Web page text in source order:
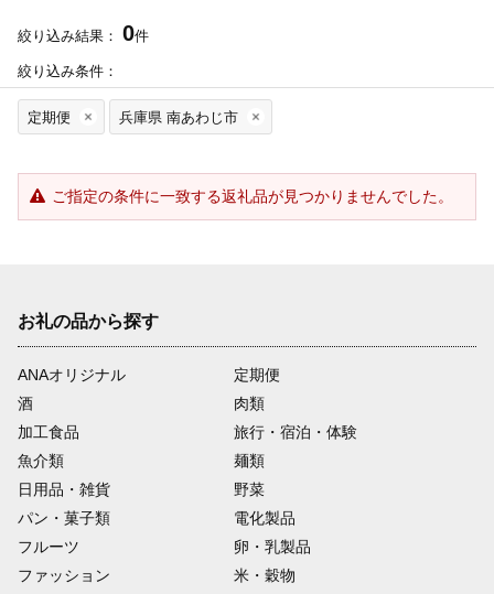
絞り込み結果： 0件
絞り込み条件：
定期便 兵庫県 南あわじ市
ご指定の条件に一致する返礼品が見つかりませんでした。
お礼の品から探す
ANAオリジナル
定期便
酒
肉類
加工食品
旅行・宿泊・体験
魚介類
麺類
日用品・雑貨
野菜
パン・菓子類
電化製品
フルーツ
卵・乳製品
ファッション
米・穀物